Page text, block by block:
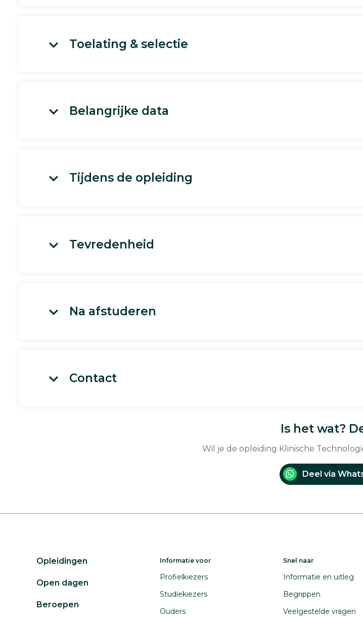
Toelating & selectie
Belangrijke data
Tijdens de opleiding
Tevredenheid
Na afstuderen
Contact
Is het wat?
Wil je de opleiding Klinische
Deel via
Opleidingen
Open dagen
Beroepen
Informatie voor
Profielkiezers
Studiekiezers
Ouders
Snel naar
Informatie en uitleg
Begrippen
Veelgestelde vragen